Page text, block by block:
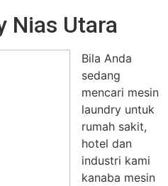
Nias Utara
Bila Anda
sedang
mencari mesin
laundry untuk
rumah sakit,
hotel dan
industri kami
kanaba mesin